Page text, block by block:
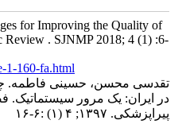
for Improving the Quality of
Review . SJNMP 2018; 4 (1) :6-
1-160-fa.html
تقدسی محسن، حسینی فاطمه.
در ایران: یک مرور سیستماتیک.
پیراپزشکی. ۱۳۹۷; ۴ (۱) :۶-۱۶